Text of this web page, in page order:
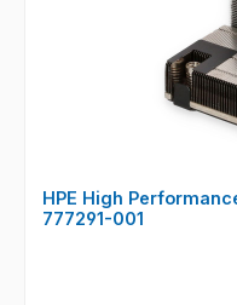
HPE High
777291-001